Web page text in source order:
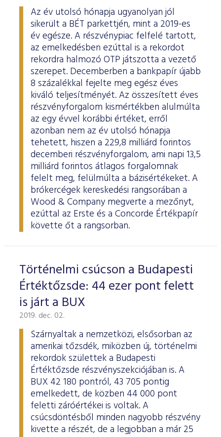
Az év utolsó hónapja ugyanolyan jól
sikerült a BÉT parkettjén, mint a 2019-es
év egésze. A részvénypiac felfelé tartott,
az emelkedésben ezúttal is a rekordot
rekordra halmozó OTP játszotta a vezető
szerepet. Decemberben a bankpapír újabb
8 százalékkal fejelte meg egész éves
kiváló teljesítményét. Az összesített éves
részvényforgalom kismértékben alulmúlta
az egy évvel korábbi értéket, erről
azonban nem az év utolsó hónapja
tehetett, hiszen a 229,8 milliárd forintos
decemberi részvényforgalom, ami napi 13,5
milliárd forintos átlagos forgalomnak
felelt meg, felülmúlta a bázisértékeket. A
brókercégek kereskedési rangsorában a
Wood & Company megverte a mezőnyt,
ezúttal az Erste és a Concorde Értékpapír
követte őt a rangsorban.
Történelmi csúcson a Budapesti
Értéktőzsde: 44 ezer pont felett
is járt a BUX
2019. dec. 02.
Szárnyaltak a nemzetközi, elsősorban az
amerikai tőzsdék, miközben új, történelmi
rekordok születtek a Budapesti
Értéktőzsde részvényszekciójában is. A
BUX 42 180 pontról, 43 705 pontig
emelkedett, de közben 44 000 pont
feletti záróértékei is voltak. A
csúcsdöntésből minden nagyobb részvény
kivette a részét, de a legjobban a már 25